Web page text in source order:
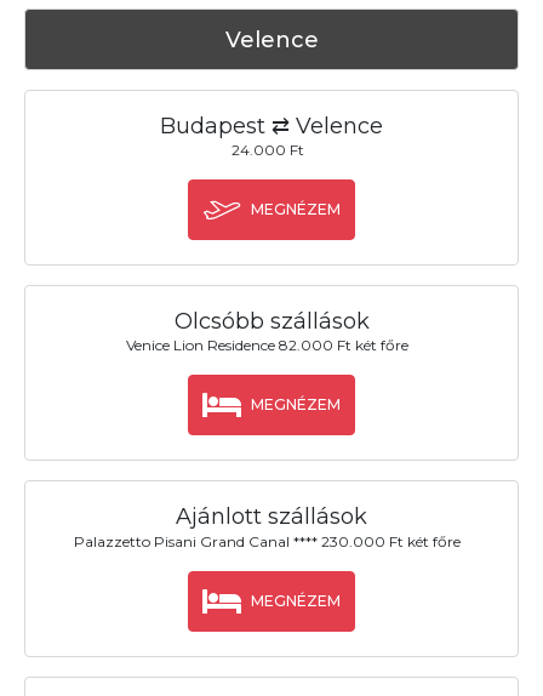
Velence
Budapest ⇄ Velence
24.000 Ft
MEGNÉZEM
Olcsóbb szállások
Venice Lion Residence 82.000 Ft két főre
MEGNÉZEM
Ajánlott szállások
Palazzetto Pisani Grand Canal **** 230.000 Ft két főre
MEGNÉZEM